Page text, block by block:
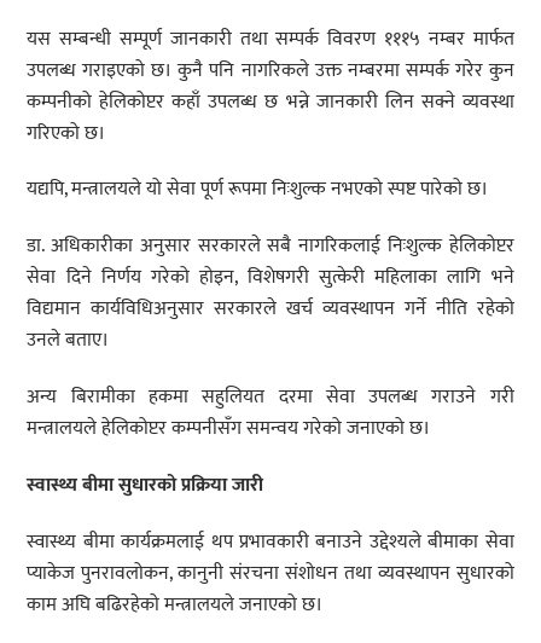
यस सम्बन्धी सम्पूर्ण जानकारी तथा सम्पर्क विवरण १११५ नम्बर मार्फत
उपलब्ध गराइएको छ। कुनै पनि नागरिकले उक्त नम्बरमा सम्पर्क गरेर कुन
कम्पनीको हेलिकोप्टर कहाँ उपलब्ध छ भन्ने जानकारी लिन सक्ने व्यवस्था
गरिएको छ।
यद्यपि, मन्त्रालयले यो सेवा पूर्ण रूपमा निःशुल्क नभएको स्पष्ट पारेको छ।
डा. अधिकारीका अनुसार सरकारले सबै नागरिकलाई निःशुल्क हेलिकोप्टर
सेवा दिने निर्णय गरेको होइन, विशेषगरी सुत्केरी महिलाका लागि भने
विद्यमान कार्यविधिअनुसार सरकारले खर्च व्यवस्थापन गर्ने नीति रहेको
उनले बताए।
अन्य बिरामीका हकमा सहुलियत दरमा सेवा उपलब्ध गराउने गरी
मन्त्रालयले हेलिकोप्टर कम्पनीसँग समन्वय गरेको जनाएको छ।
स्वास्थ्य बीमा सुधारको प्रक्रिया जारी
स्वास्थ्य बीमा कार्यक्रमलाई थप प्रभावकारी बनाउने उद्देश्यले बीमाका सेवा
प्याकेज पुनरावलोकन, कानुनी संरचना संशोधन तथा व्यवस्थापन सुधारको
काम अघि बढिरहेको मन्त्रालयले जनाएको छ।